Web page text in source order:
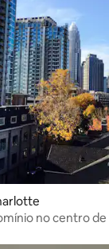
no centro